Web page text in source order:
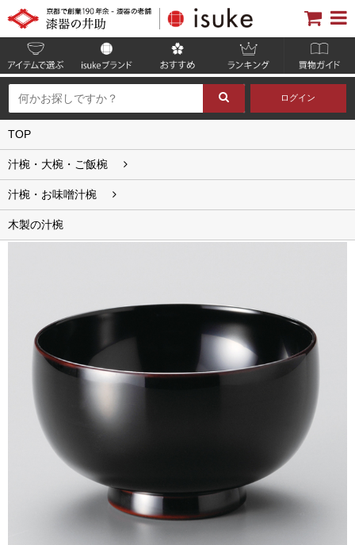
ログイン
TOP
汁椀・大椀・ご飯椀
汁椀・お味噌汁椀
木製の汁椀